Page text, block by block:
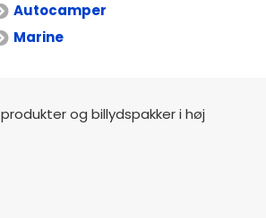
Autocamper
Marine
og billydspakker i høj